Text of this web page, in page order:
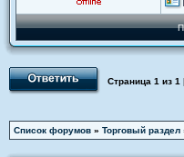
Страница 1 из 1
Список форумов » Торговый раздел